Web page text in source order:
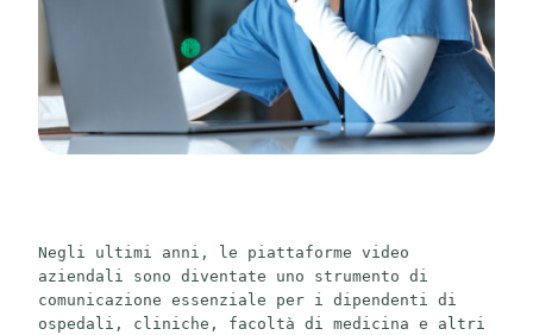
Negli ultimi anni, le piattaforme video
aziendali sono diventate uno strumento di
comunicazione essenziale per i dipendenti di
ospedali, cliniche, facoltà di medicina e altri